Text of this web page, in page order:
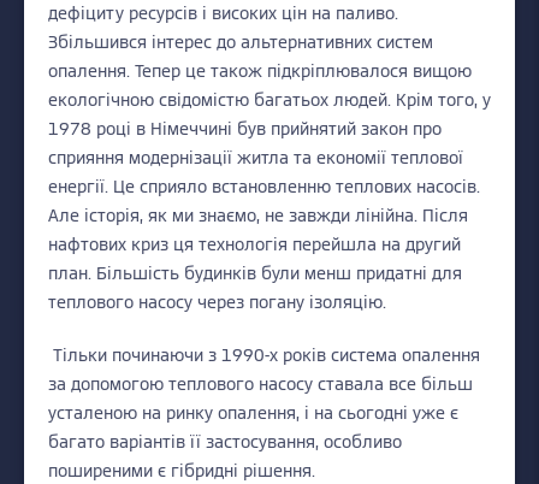
дефіциту ресурсів і високих цін на паливо.
Збільшився інтерес до альтернативних систем
опалення. Тепер це також підкріплювалося вищою
екологічною свідомістю багатьох людей. Крім того, у
1978 році в Німеччині був прийнятий закон про
сприяння модернізації житла та економії теплової
енергії. Це сприяло встановленню теплових насосів.
Але історія, як ми знаємо, не завжди лінійна. Після
нафтових криз ця технологія перейшла на другий
план. Більшість будинків були менш придатні для
теплового насосу через погану ізоляцію.
Тільки починаючи з 1990-х років система опалення
за допомогою теплового насосу ставала все більш
усталеною на ринку опалення, і на сьогодні уже є
багато варіантів її застосування, особливо
поширеними є гібридні рішення.